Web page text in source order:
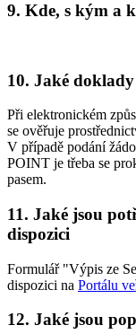
9. Kde, s kým a
10. Jaké
Při elektronickém
se ověřuje
V případě podání
POINT je třeba se
pasem.
11. Jaké jsou
dispozici
Formulář "Výpis ze
dispozici na Portálu
12. Jaké jsou